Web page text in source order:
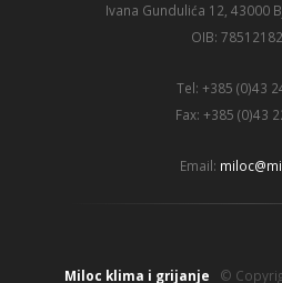
Ivana Gundulića 12, 43000
OIB:
Tel: +385 (0)43
Fax: +385 (0)43
Email:
Miloc klima i grijanje ©